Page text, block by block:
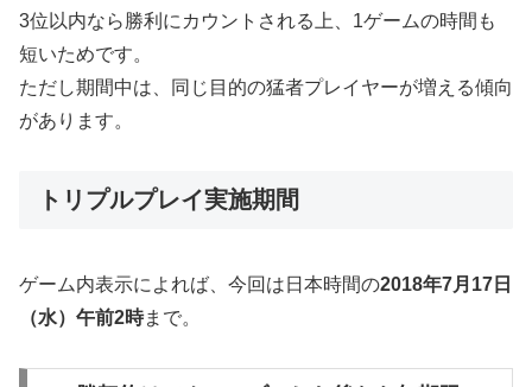
3位以内なら勝利にカウントされる上、1ゲームの時間も
短いためです。
ただし期間中は、同じ目的の猛者プレイヤーが増える傾向
があります。
トリプルプレイ実施期間
ゲーム内表示によれば、今回は日本時間の2018年7月17日
（水）午前2時まで。